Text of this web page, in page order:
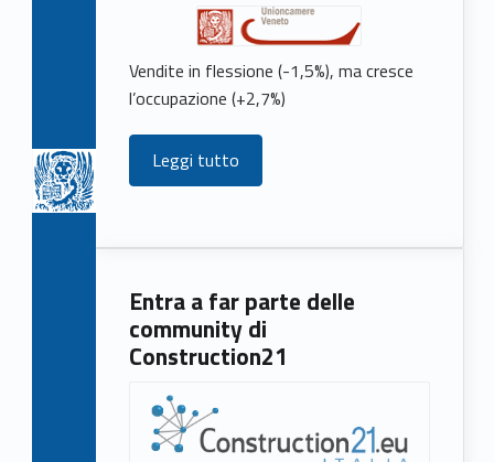
Vendite in flessione (-1,5%), ma cresce
l’occupazione (+2,7%)
Leggi tutto
Entra a far parte delle
community di
Construction21